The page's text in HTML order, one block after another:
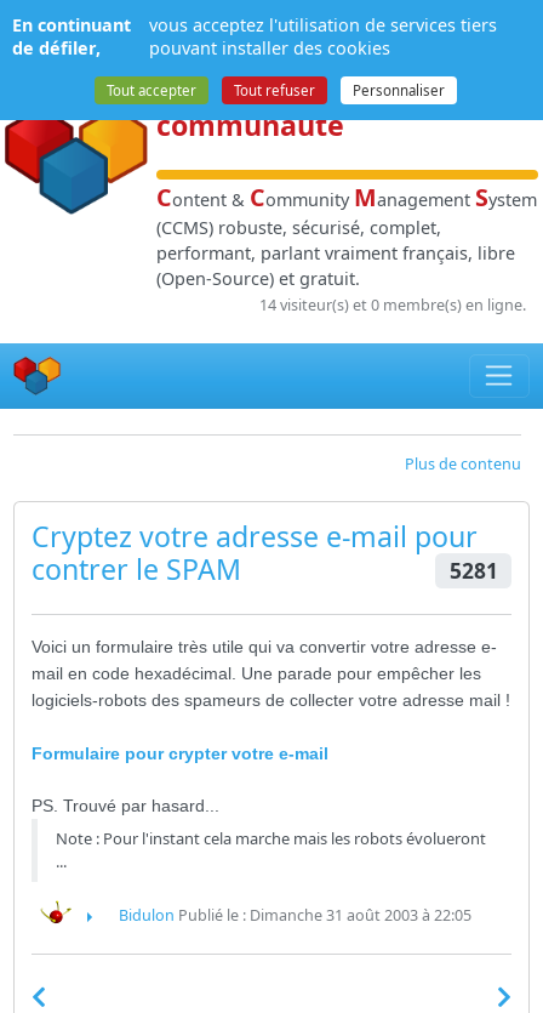
NPDS:Gestion de
contenuet de
communauté
Content & Community Management System
(CCMS) robuste, sécurisé, complet,
performant, parlant vraiment français, libre
(Open-Source) et gratuit.
14 visiteur(s) et 0 membre(s) en ligne.
Plus de contenu
Cryptez votre adresse e-mail pour
contrer le SPAM
5281
Voici un formulaire très utile qui va convertir votre adresse e-
mail en code hexadécimal. Une parade pour empêcher les
logiciels-robots des spameurs de collecter votre adresse mail !
Formulaire pour crypter votre e-mail
PS. Trouvé par hasard...
Note : Pour l'instant cela marche mais les robots évolueront
...
Bidulon Publié le : Dimanche 31 août 2003 à 22:05
Panneau de gestion des cookies
En continuant
de défiler,
vous acceptez l'utilisation de services tiers
pouvant installer des cookies
Tout accepter Tout refuser Personnaliser